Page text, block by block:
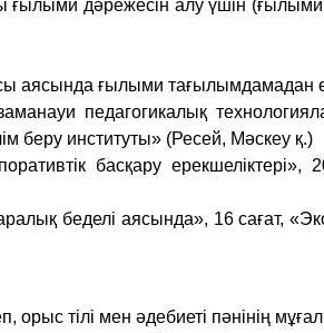
дәрежесін алу үшін (ғылыми
аясында ғылыми тағылымдамадан
педагогикалық
беру институты» (Ресей, Мәскеу қ.)
басқару ерекшеліктері»,
беделі аясында», 16 сағат,
тілі мен әдебиеті пәнінің